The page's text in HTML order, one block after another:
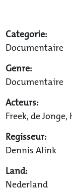
Categorie:
Documentaire
Genre:
Documentaire
Acteurs:
Freek, de
Regisseur:
Dennis Alink
Land:
Nederland